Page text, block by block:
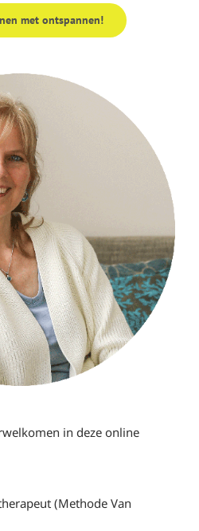
met ontspannen!
in deze online
(Methode Van